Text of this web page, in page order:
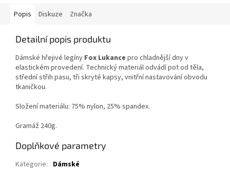
Popis Diskuze Značka
Detailní popis produktu
Dámské hřejivé legíny Fox Lukance pro chladnější dny v
elastickém provedení. Technický materiál odvádí pot od těla,
střední střih pasu, tři skryté kapsy, vnitřní nastavování obvodu
tkaničkou.
Složení materiálu: 75% nylon, 25% spandex.
Gramáž 240g.
Doplňkové parametry
Kategorie: Dámské